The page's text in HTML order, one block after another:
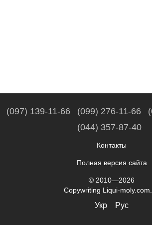
(097) 139-11-66 (099) 276-11-66
(044) 357-87-40
Контакты
Полная версия сайта
© 2010—2026
Copywriting Liqui-
Укр Рус